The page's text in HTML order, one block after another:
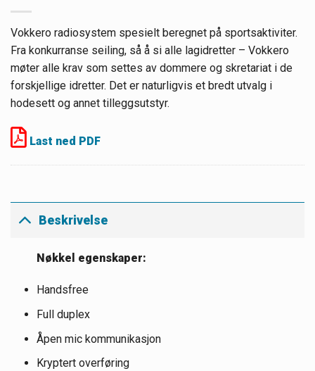
Vokkero radiosystem spesielt beregnet på sportsaktiviter.
Fra konkurranse seiling, så å si alle lagidretter – Vokkero
møter alle krav som settes av dommere og skretariat i de
forskjellige idretter. Det er naturligvis et bredt utvalg i
hodesett og annet tilleggsutstyr.
Last ned PDF
Beskrivelse
Nøkkel egenskaper:
Handsfree
Full duplex
Åpen mic kommunikasjon
Kryptert overføring